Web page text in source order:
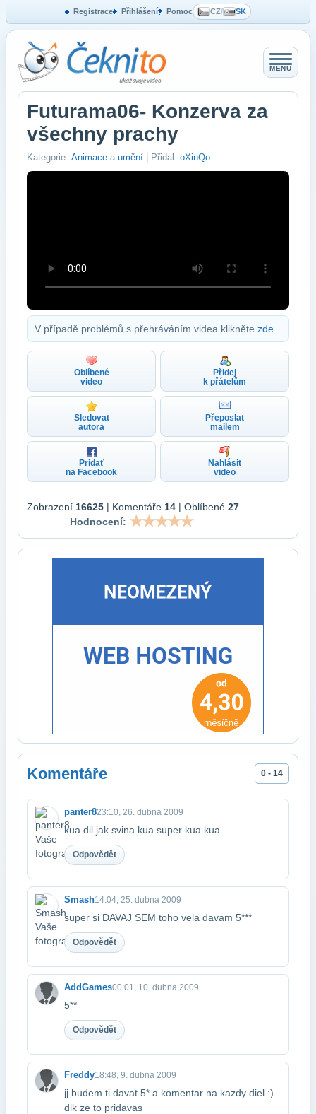
Registrace Přihlášení Pomoc CZ/ SK
MENU
Futurama06- Konzerva za
všechny prachy
Kategorie: Animace a umění | Přidal: oXinQo
V případě problémů s přehráváním videa klikněte zde
Oblíbené
video
Přidej
k přátelům
Sledovat
autora
Přeposlat
mailem
Pridať
na Facebook
Nahlásit
video
Zobrazení 16625 | Komentáře 14 | Oblíbené 27
Hodnocení:
Komentáře 0 - 14
panter823:10, 26. dubna 2009
kua dil jak svina kua super kua kua
Odpovědět
Smash14:04, 25. dubna 2009
super si DAVAJ SEM toho vela davam 5***
Odpovědět
AddGames00:01, 10. dubna 2009
5**
Odpovědět
Freddy18:48, 9. dubna 2009
jj budem ti davat 5* a komentar na kazdy diel :)
dik ze to pridavas